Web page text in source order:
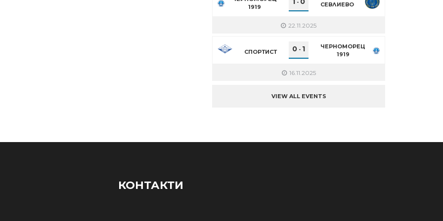
1919
- СЕВЛИЕВО
22.11.2025
СПОРТИСТ 0 - 1
ЧЕРНОМОРЕЦ
1919
16.11.2025
VIEW ALL EVENTS
КОНТАКТИ